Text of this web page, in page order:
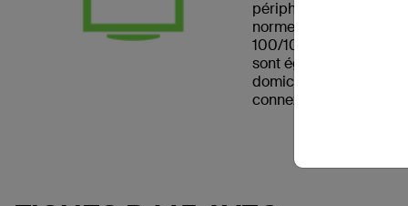
périphérique réseau. Il
norme CAT6 et peut
100/1000BASE-T. Les
sont également
domicile et les
connexion Internet